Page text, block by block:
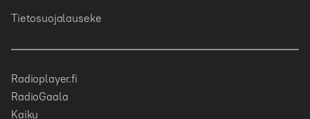
Tietosuojalauseke
Radioplayer.fi
RadioGaala
Kaiku